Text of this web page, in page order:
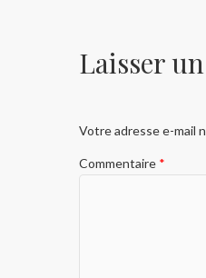
Laisser
Votre adresse e-mail
Commentaire *